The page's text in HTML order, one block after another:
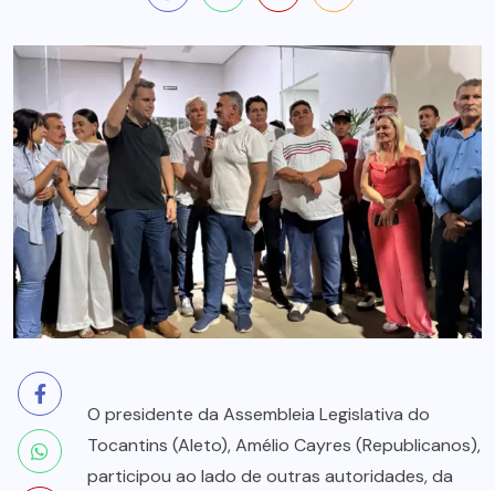
O presidente da Assembleia Legislativa do
Tocantins (Aleto), Amélio Cayres (Republicanos),
participou ao lado de outras autoridades, da